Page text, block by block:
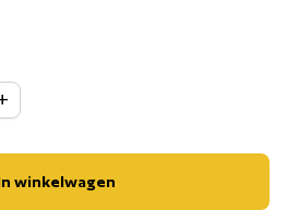
verlagen voor
de hoeveelheid voor
winkelwagen